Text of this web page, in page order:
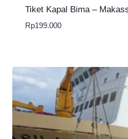
Tiket Kapal Bima –
Rp199.000